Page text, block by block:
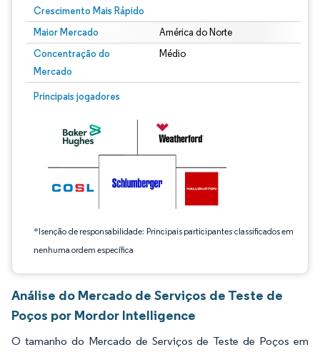
Crescimento Mais Rápido
Maior Mercado América do Norte
Concentração do
Mercado
Médio
Principais jogadores
*Isenção de responsabilidade: Principais participantes classificados em
nenhuma ordem específica
Imagem © Mordor Intelligence. O reuso requer atribuição conforme CC BY 4.0.
Análise do Mercado de Serviços de Teste de
Poços por Mordor Intelligence
O tamanho do Mercado de Serviços de Teste de Poços em